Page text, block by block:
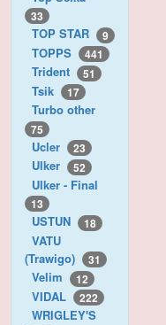
33
TOP STAR 9
TOPPS 441
Trident 51
Tsik 17
Turbo other
75
Ucler 23
Ulker 52
Ulker - Final
13
USTUN 18
VATU
(Trawigo)
31
Velim 12
VIDAL 222
WRIGLEY'S